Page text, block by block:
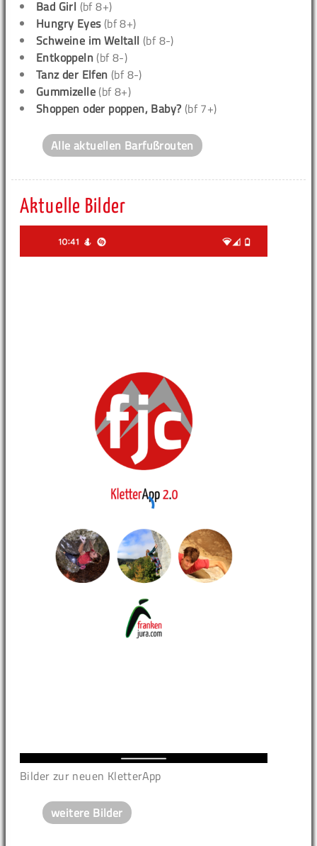
Bad Girl (bf 8+)
Hungry Eyes(bf 8+)
Schweine im Weltall (bf 8-)
Entkoppeln (bf 8-)
Tanz der Elfen (bf 8-)
Gummizelle (bf 8+)
Shoppen oder poppen, Baby? (bf 7+)
Alle aktuellen Barfußrouten
Aktuelle Bilder
Bilder zur neuen KletterApp
weitere Bilder